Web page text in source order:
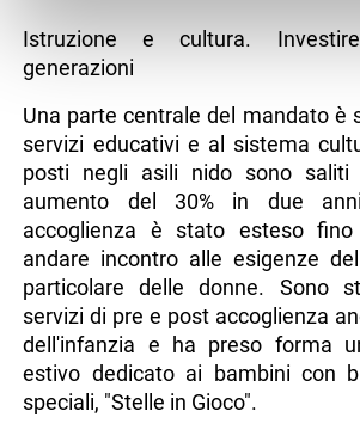
Istruzione e cultura.
generazioni
Una parte centrale del mandato è
servizi educativi e al sistema
posti negli asili nido sono
aumento del 30% in due
accoglienza è stato esteso
andare incontro alle esigenze
particolare delle donne. Sono
servizi di pre e post accoglienza
dell'infanzia e ha preso forma
estivo dedicato ai bambini con
speciali, "Stelle in Gioco".